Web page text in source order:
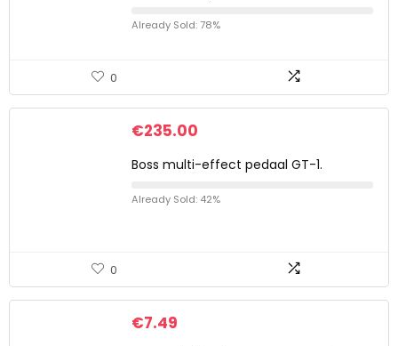
Already Sold: 78%
0
€235.00
Boss multi-effect pedaal GT-1.
Already Sold: 42%
0
€7.49